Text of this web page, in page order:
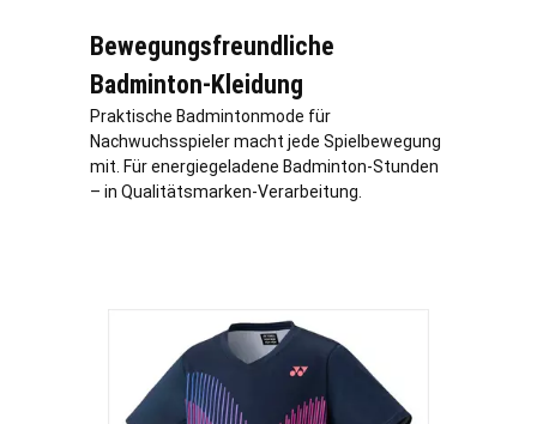
Bewegungsfreundliche
Badminton-Kleidung
Praktische Badmintonmode für
Nachwuchsspieler macht jede Spielbewegung
mit. Für energiegeladene Badminton-Stunden
– in Qualitätsmarken-Verarbeitung.